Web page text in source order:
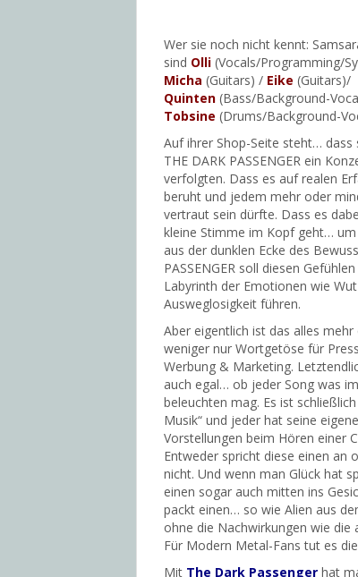
Wer sie noch nicht kennt:
sind Olli (Vocals/Programming/
Micha (Guitars) / Eike (Guitars)/
Quinten (Bass/Background-
Tobsine (Drums/Background-
Auf ihrer Shop-Seite steht… dass
THE DARK PASSENGER ein
verfolgten. Dass es auf realen
beruht und jedem mehr oder
vertraut sein dürfte. Dass es
kleine Stimme im Kopf geht…
aus der dunklen Ecke des
PASSENGER soll diesen
Labyrinth der Emotionen wie
Ausweglosigkeit führen.
Aber eigentlich ist das alles mehr
weniger nur Wortgetöse für
Werbung & Marketing.
auch egal… ob jeder Song was
beleuchten mag. Es ist
Musik“ und jeder hat seine
Vorstellungen beim Hören einer
Entweder spricht diese einen an
nicht. Und wenn man Glück hat
einen sogar auch mitten ins
packt einen… so wie Alien aus
ohne die Nachwirkungen wie die
Für Modern Metal-Fans tut es
Mit The Dark Passenger hat